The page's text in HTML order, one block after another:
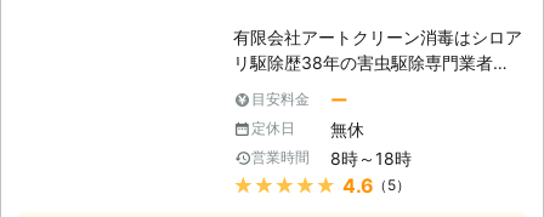
お客様のご依頼内容によって金額は異
なるため、正確な金額はご依頼時のお
見積りにてご提示いたします
証書」と「管理保証書」の2通りの保
証書を提供しております。 ・「しろ
あり防除保証書」について シロアリ
が発生した場合に、被害にあった部位
を修理費用1,000万円上限として修理
させていただく保険会社加入の保証で
す。 ・「管理保証書」について 施工
2016年11月30日
有限会社アートクリーン消毒はシロア
リ駆除歴38年の害虫駆除専門業者。
ヤマトシロアリやアメリカカンザイシ
ロアリなど幅広いシロアリに対応して
おり、駆除実績も豊富です。 埼玉県
さいたま市を中心に1坪4,400円～(税
込)からご相談を承ります。 出張費、
目安料金 ー
定休日 無休
営業時間 8時～18時
★★★★★ 4.6 （5）